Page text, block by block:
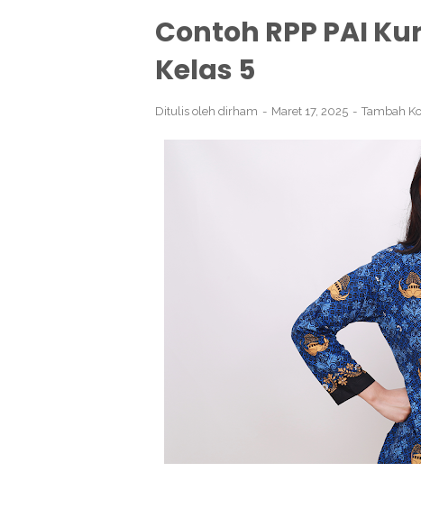
Contoh RPP PAI
Kelas 5
Ditulis oleh dirham Maret 17, 2025 Tambah